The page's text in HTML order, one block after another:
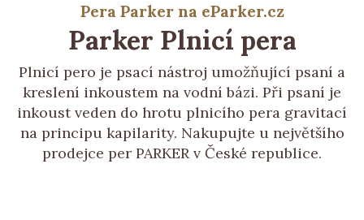
Pera Parker na eParker.cz
Parker Plnicí pera
Plnicí pero je psací nástroj umožňující psaní a
kreslení inkoustem na vodní bázi. Při psaní je
inkoust veden do hrotu plnicího pera gravitací
na principu kapilarity. Nakupujte u největšího
prodejce per PARKER v České republice.